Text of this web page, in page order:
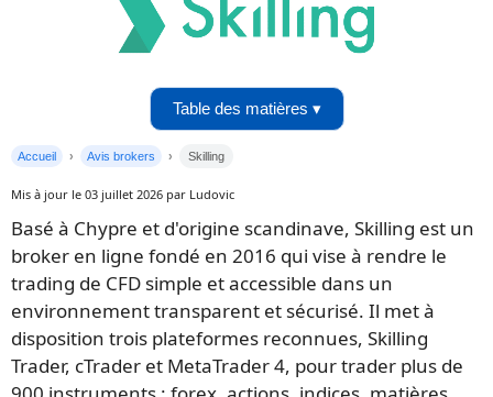
Table des matières ▾
Accueil Avis brokers Skilling
Mis à jour le 03 juillet 2026 par Ludovic
Basé à Chypre et d'origine scandinave, Skilling est un
broker en ligne fondé en 2016 qui vise à rendre le
trading de CFD simple et accessible dans un
environnement transparent et sécurisé. Il met à
disposition trois plateformes reconnues, Skilling
Trader, cTrader et MetaTrader 4, pour trader plus de